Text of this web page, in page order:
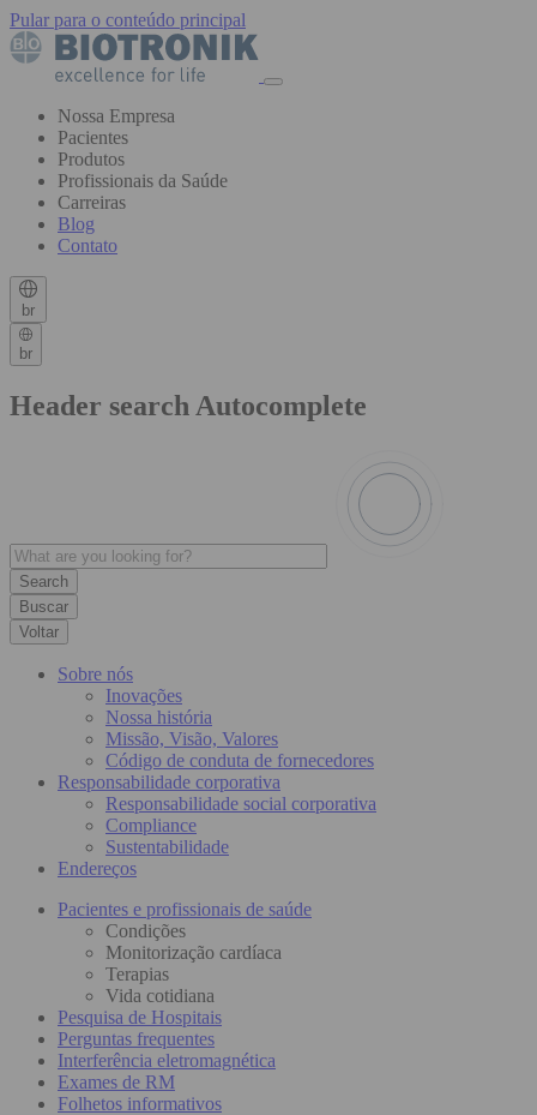
Pular para o conteúdo principal
Nossa Empresa
Pacientes
Produtos
Profissionais da Saúde
Carreiras
Blog
Contato
br
br
Header search Autocomplete
Buscar
Voltar
Sobre nós
Inovações
Nossa história
Missão, Visão, Valores
Código de conduta de fornecedores
Responsabilidade corporativa
Responsabilidade social corporativa
Compliance
Sustentabilidade
Endereços
Pacientes e profissionais de saúde
Condições
Monitorização cardíaca
Terapias
Vida cotidiana
Pesquisa de Hospitais
Perguntas frequentes
Interferência eletromagnética
Exames de RM
Folhetos informativos